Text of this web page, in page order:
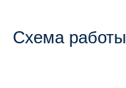
Схема работы